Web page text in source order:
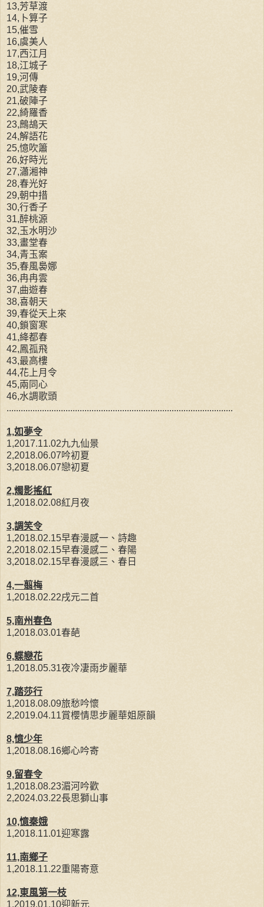
13,芳草渡
14,卜算子
15,催雪
16,虞美人
17,西江月
18,江城子
19,河傳
20,武陵春
21,破陣子
22,綺羅香
23,鷓鴣天
24,解語花
25,憶吹簫
26,好時光
27,瀟湘神
28,春光好
29,朝中措
30,行香子
31,醉桃源
32,玉水明沙
33,畫堂春
34,青玉案
35,春風裊娜
36,冉冉雲
37,曲遊春
38,喜朝天
39,春從天上來
40,鎖窗寒
41,絳都春
42,鳳孤飛
43,最高樓
44,花上月令
45,兩同心
46,水調歌頭
................................................................................................
1,如夢令
1,2017.11.02九九仙景
2,2018.06.07吟初夏
3,2018.06.07戀初夏
2,燭影搖紅
1,2018.02.08紅月夜
3,調笑令
1,2018.02.15早春漫感一、詩趣
2,2018.02.15早春漫感二、春陽
3,2018.02.15早春漫感三、春日
4,一翦梅
1,2018.02.22戌元二首
5,南州春色
1,2018.03.01春葩
6,蝶戀花
1,2018.05.31夜冷凄雨步麗華
7,踏莎行
1,2018.08.09旅愁吟懷
2,2019.04.11賞櫻情思步麗華姐原韻
8,憶少年
1,2018.08.16鄉心吟寄
9,留春令
1,2018.08.23湄河吟歡
2,2024.03.22長思獅山事
10,憶秦娥
1,2018.11.01迎寒露
11,南鄉子
1,2018.11.22重陽寄意
12,東風第一枝
1,2019.01.10迎新元